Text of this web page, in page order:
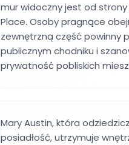
mur widoczny jest od strony
Place. Osoby pragnące
zewnętrzną część powinny
publicznym chodniku i
prywatność pobliskich
Mary Austin, która
posiadłość, utrzymuje